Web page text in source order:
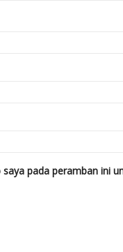
pada peramban ini